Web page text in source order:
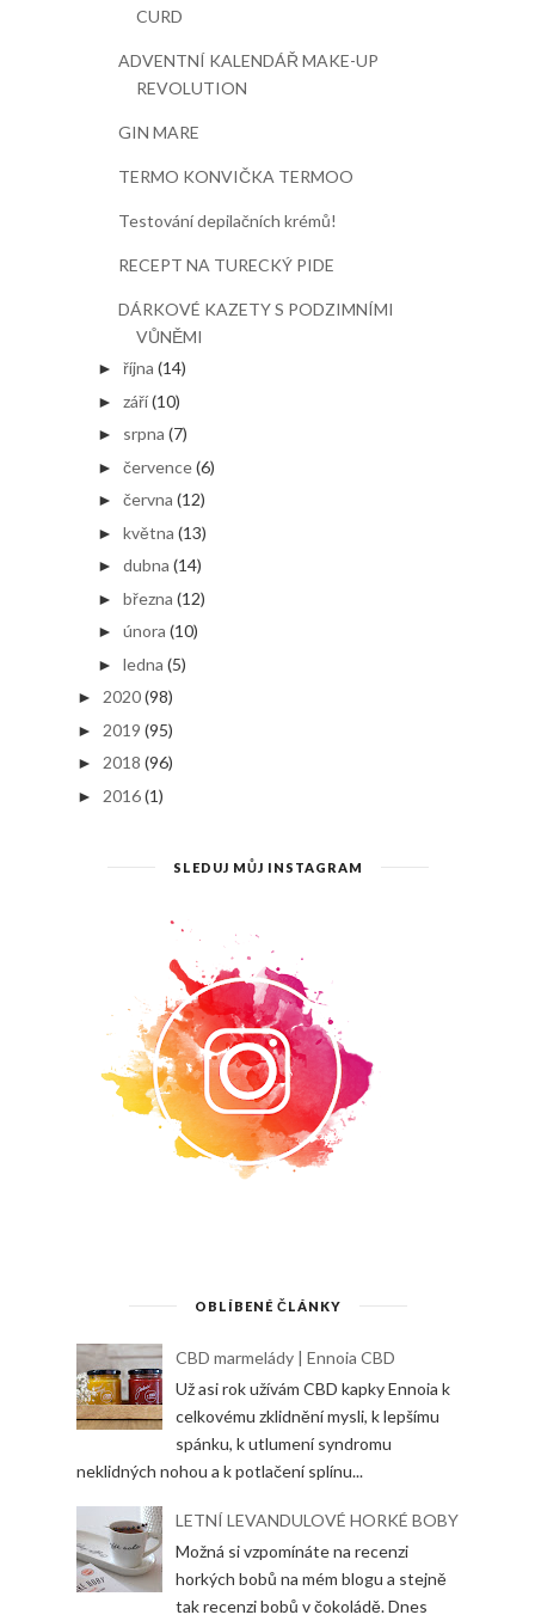
CURD
ADVENTNÍ KALENDÁŘ MAKE-UP
REVOLUTION
GIN MARE
TERMO KONVIČKA TERMOO
Testování depilačních krémů!
RECEPT NA TURECKÝ PIDE
DÁRKOVÉ KAZETY S PODZIMNÍMI
VŮNĚMI
► října (14)
► září(10)
► srpna (7)
► července(6)
► června (12)
► května (13)
► dubna (14)
► března (12)
► února (10)
► ledna (5)
► 2020(98)
► 2019 (95)
► 2018 (96)
► 2016(1)
SLEDUJ MŮJ INSTAGRAM
OBLÍBENÉ ČLÁNKY
CBD marmelády | Ennoia CBD
Už asi rok užívám CBD kapky Ennoia k
celkovému zklidnění mysli, k lepšímu
spánku, k utlumení syndromu
neklidných nohou a k potlačení splínu...
LETNÍ LEVANDULOVÉ HORKÉ BOBY
Možná si vzpomínáte na recenzi
horkých bobů na mém blogu a stejně
tak recenzi bobů v čokoládě. Dnes